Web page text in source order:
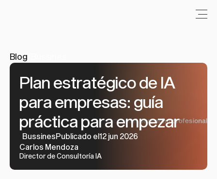
Blog
Plan estratégico de IA
para empresas: guía
práctica para empezar
BussinesPublicado el12 jun 2026
Carlos Mendoza
Director de Consultoría IA